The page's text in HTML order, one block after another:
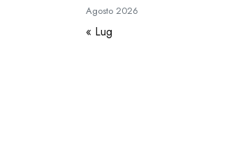
Agosto2026
« Lug